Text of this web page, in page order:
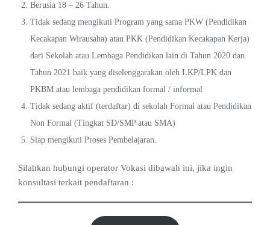
Berusia 18 – 26 Tahun.
Tidak sedang mengikuti Program yang sama PKW (Pendidikan
Kecakapan Wirausaha) atau PKK (Pendidikan Kecakapan Kerja)
dari Sekolah atau Lembaga Pendidikan lain di Tahun 2020 dan
Tahun 2021 baik yang diselenggarakan oleh LKP/LPK dan
PKBM atau lembaga pendidikan formal / informal
Tidak sedang aktif (terdaftar) di sekolah Formal atau Pendidikan
Non Formal (Tingkat SD/SMP atau SMA)
Siap mengikuti Proses Pembelajaran.
Silahkan hubungi operator Vokasi dibawah ini, jika ingin
konsultasi terkait pendaftaran :